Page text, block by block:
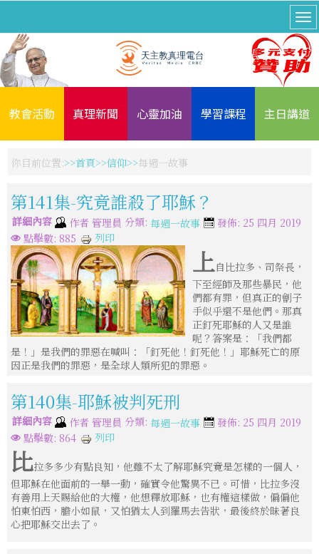
教會活動 真理新聞 心靈加油 學習課程 主日講道
你目前位置: 首頁 信仰 每週一故事
第141集-究竟誰殺了耶穌？
詳細內容 作者 管理員 分類: 每週一故事
發佈: 25 四月 2019
點擊數: 885
列印
上自比拉多、司祭長，
下至經師及那些暴民，他
們都有罪，但真正的劊子
手似乎還不是他們。那真
正釘死耶穌的人又是誰
呢？答案是：「我們都
是！」是我們的罪惡在喊叫：「釘死他！釘死他！」耶穌死亡的原
因正是我們的罪惡，是全球人類所犯的罪惡。
第140集-耶穌被判死刑
詳細內容 作者 管理員 分類: 每週一故事
發佈: 25 四月 2019
點擊數: 864
列印
比拉多多少有點良知，他雖不太了解耶穌究竟是怎樣的一個人，
但耶穌在他面前的一舉一動，確實令他驚異不已。可惜，比拉多沒
有善用上天賜給他的大權，他想釋放耶穌，也有權這樣做，偏偏他
怕東怕西，膽小如鼠，又怕猶太人到羅馬去告狀，最後終於昧著良
心把耶穌交出去了。